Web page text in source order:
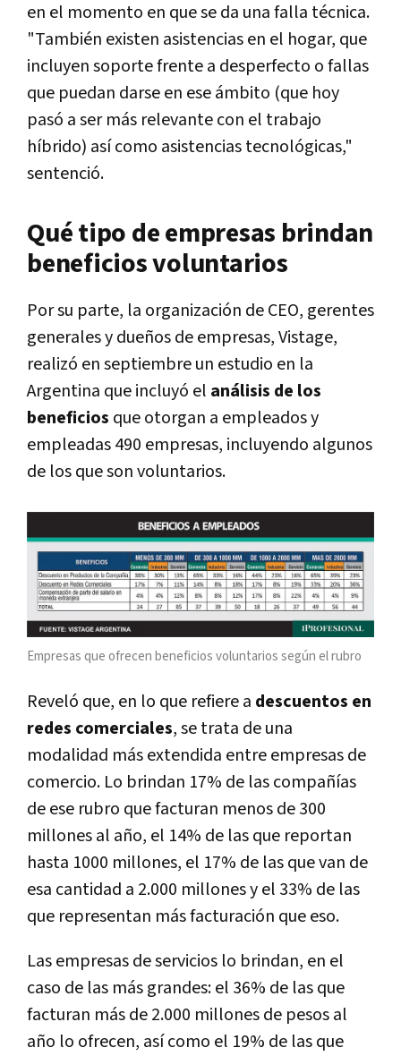
en el momento en que se da una falla técnica.
"También existen asistencias en el hogar, que
incluyen soporte frente a desperfecto o fallas
que puedan darse en ese ámbito (que hoy
pasó a ser más relevante con el trabajo
híbrido) así como asistencias tecnológicas,"
sentenció.
Qué tipo de empresas brindan
beneficios voluntarios
Por su parte, la organización de CEO, gerentes
generales y dueños de empresas, Vistage,
realizó en septiembre un estudio en la
Argentina que incluyó el análisis de los
beneficios que otorgan a empleados y
empleadas 490 empresas, incluyendo algunos
de los que son voluntarios.
Empresas que ofrecen beneficios voluntarios según el rubro
Reveló que, en lo que refiere a descuentos en
redes comerciales, se trata de una
modalidad más extendida entre empresas de
comercio. Lo brindan 17% de las compañías
de ese rubro que facturan menos de 300
millones al año, el 14% de las que reportan
hasta 1000 millones, el 17% de las que van de
esa cantidad a 2.000 millones y el 33% de las
que representan más facturación que eso.
Las empresas de servicios lo brindan, en el
caso de las más grandes: el 36% de las que
facturan más de 2.000 millones de pesos al
año lo ofrecen, así como el 19% de las que